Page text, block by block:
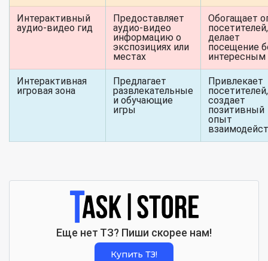
Интерактивный
аудио-видео гид
Предоставляет
аудио-видео
информацию о
экспозициях или
местах
Обогащает
посетителей,
делает
посещение
интересным
Интерактивная
игровая зона
Предлагает
развлекательные
и обучающие
игры
Привлекает
посетителей,
создает
позитивный
опыт
Еще нет ТЗ? Пиши скорее нам!
Купить ТЗ!